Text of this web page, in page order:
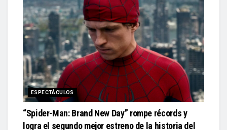
ESPECTÁCULOS
“Spider-Man: Brand New Day” rompe récords y
logra el segundo mejor estreno de la historia del